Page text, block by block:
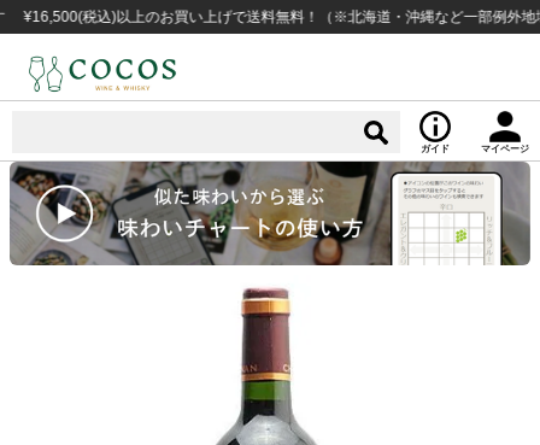
税込)以上のお買い上げで送料無料！（※北海道・沖縄など一部例外地域あり
ガイド マイページ